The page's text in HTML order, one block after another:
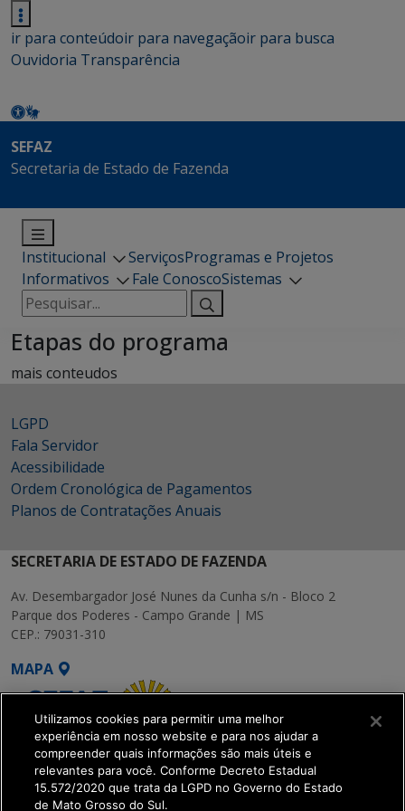
ir para conteúdoir para navegaçãoir para busca
Ouvidoria Transparência
SEFAZ
Secretaria de Estado de Fazenda
Institucional ServiçosProgramas e Projetos
Informativos
Fale ConoscoSistemas
Pesquisar
por:
Etapas do programa
mais conteudos
LGPD
Fala Servidor
Acessibilidade
Ordem Cronológica de Pagamentos
Planos de Contratações Anuais
SECRETARIA DE ESTADO DE FAZENDA
Av. Desembargador José Nunes da Cunha s/n - Bloco 2
Parque dos Poderes - Campo Grande | MS
CEP.: 79031-310
MAPA
SETDIG | Secretaria-
Utilizamos cookies para permitir uma melhor
experiência em nosso website e para nos ajudar a
compreender quais informações são mais úteis e
relevantes para você. Conforme Decreto Estadual
15.572/2020 que trata da LGPD no Governo do Estado
de Mato Grosso do Sul.